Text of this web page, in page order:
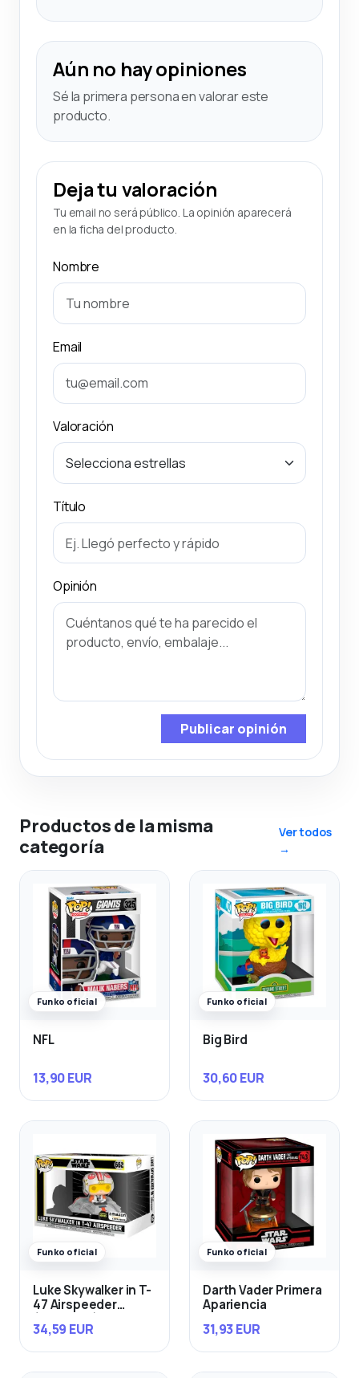
Aún no hay opiniones
Sé la primera persona en valorar este
producto.
Deja tu valoración
Tu email no será público. La opinión aparecerá
en la ficha del producto.
Nombre
Email
Valoración
Título
Opinión
Publicar opinión
Productos de la misma
categoría
Ver todos
→
Funko oficial
NFL
13,90 EUR
Funko oficial
Big Bird
30,60 EUR
Funko oficial
Luke Skywalker in T-
47 Airspeeder
34,59 EUR
Funko oficial
Darth Vader Primera
Apariencia
31,93 EUR